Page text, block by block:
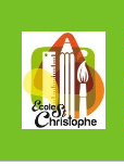
contenu